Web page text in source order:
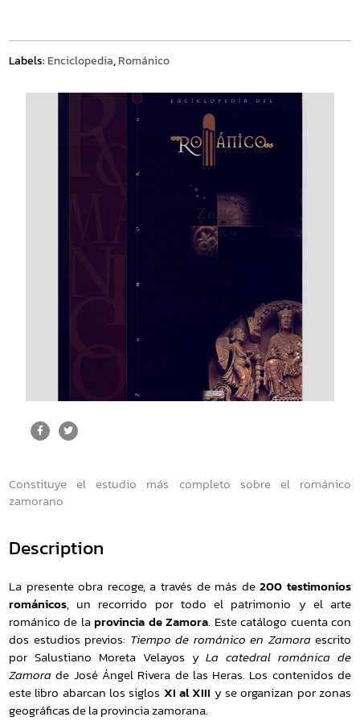
Labels: Enciclopedia, Románico
Constituye el estudio más completo sobre el románico
zamorano
Description
La presente obra recoge, a través de más de200 testimonios
románicos, un recorrido por todo el patrimonio y el arte
románico de laprovincia de Zamora. Este catálogo cuenta con
dos estudios previos: Tiempo de románico en Zamoraescrito
por Salustiano Moreta Velayos yLa catedral románica de
Zamora de José Ángel Rivera de las Heras. Los contenidos de
este libro abarcan los siglos XI al XIII y se organizan por zonas
geográficas de la provincia zamorana.